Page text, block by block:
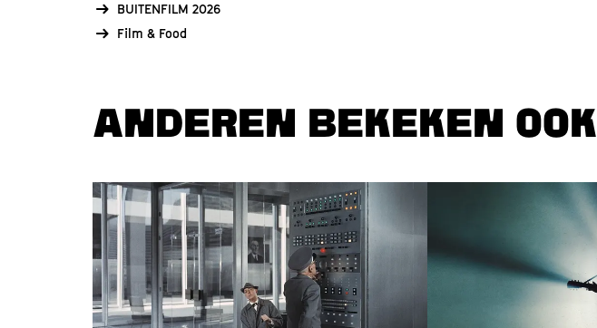
BUITENFILM 2026
Film & Food
ANDEREN BEKEKEN OOK